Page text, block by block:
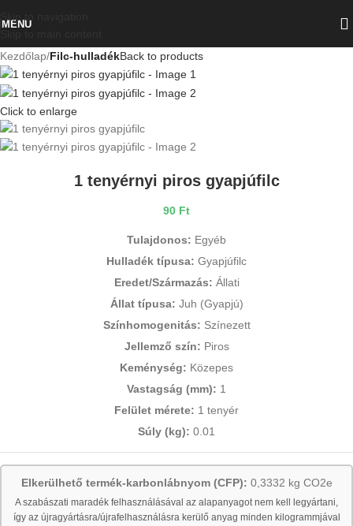
MENU
Kezdőlap Filc-hulladékBack to products
Click to enlarge
1 tenyérnyi piros gyapjúfilc
90 Ft
Tulajdonos: Egyéb
Hulladék típusa: Gyapjúfilc
Eredet/Származás: Állati
Állat típusa: Juh (Gyapjú)
Színhomogenitás: Színezett
Jellemző szín: Piros
Keménység: Közepes
Vastagság (mm): 1
Felület mérete: 1 tenyér
Súly (kg): 0.01
Elkerülhető termék-karbonlábnyom (CFP): 0,3332 kg CO2e
A szabászati maradék felhasználásával az alapanyagot nem kell legyártani,
így az újragyártásra/újrafelhasználásra kerülő anyag minden kilogrammjával